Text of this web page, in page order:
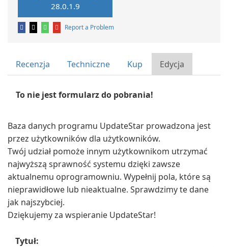
28.0.1.9
Report a Problem
Recenzja Techniczne Kup Edycja
To nie jest formularz do pobrania!
Baza danych programu UpdateStar prowadzona jest
przez użytkowników dla użytkowników.
Twój udział pomoże innym użytkownikom utrzymać
najwyższą sprawność systemu dzięki zawsze
aktualnemu oprogramowniu. Wypełnij pola, które są
nieprawidłowe lub nieaktualne. Sprawdzimy te dane
jak najszybciej.
Dziękujemy za wspieranie UpdateStar!
Tytuł: